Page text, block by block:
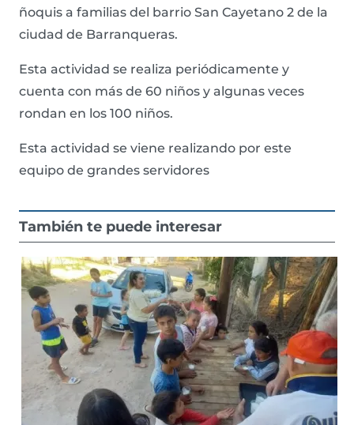
ñoquis a familias del barrio San Cayetano 2 de la
ciudad de Barranqueras.
Esta actividad se realiza periódicamente y
cuenta con más de 60 niños y algunas veces
rondan en los 100 niños.
Esta actividad se viene realizando por este
equipo de grandes servidores
También te puede interesar